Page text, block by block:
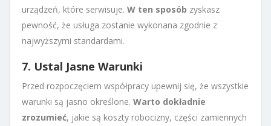
urządzeń, które serwisuje. W ten sposób zyskasz
pewność, że usługa zostanie wykonana zgodnie z
najwyższymi standardami.
7. Ustal Jasne Warunki
Przed rozpoczęciem współpracy upewnij się, że wszystkie
warunki są jasno określone. Warto dokładnie
zrozumieć, jakie są koszty robocizny, części zamiennych